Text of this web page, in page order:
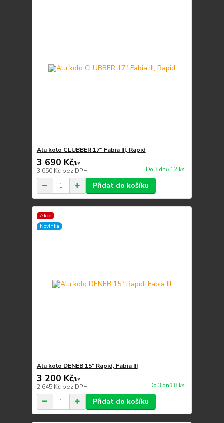
Alu kolo CLUBBER 17" Fabia III, Rapid
3 690 Kč/ks
3 050 Kč bez DPH Do 3 dnů 12 ks
Přidat do košíku
Akce
Novinka
Alu kolo DENEB 15" Rapid, Fabia III
3 200 Kč/ks
2 645 Kč bez DPH Do 3 dnů 8 ks
Přidat do košíku